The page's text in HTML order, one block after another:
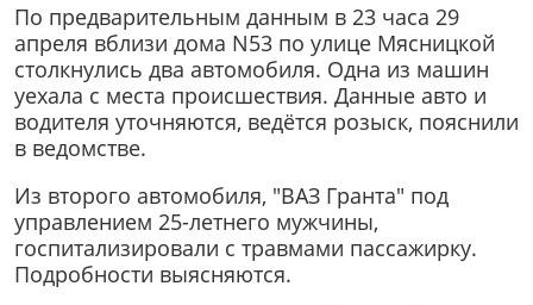
По предварительным данным в 23 часа 29
апреля вблизи дома N53 по улице Мясницкой
столкнулись два автомобиля. Одна из машин
уехала с места происшествия. Данные авто и
водителя уточняются, ведётся розыск, пояснили
в ведомстве.
Из второго автомобиля, "ВАЗ Гранта" под
управлением 25-летнего мужчины,
госпитализировали с травмами пассажирку.
Подробности выясняются.